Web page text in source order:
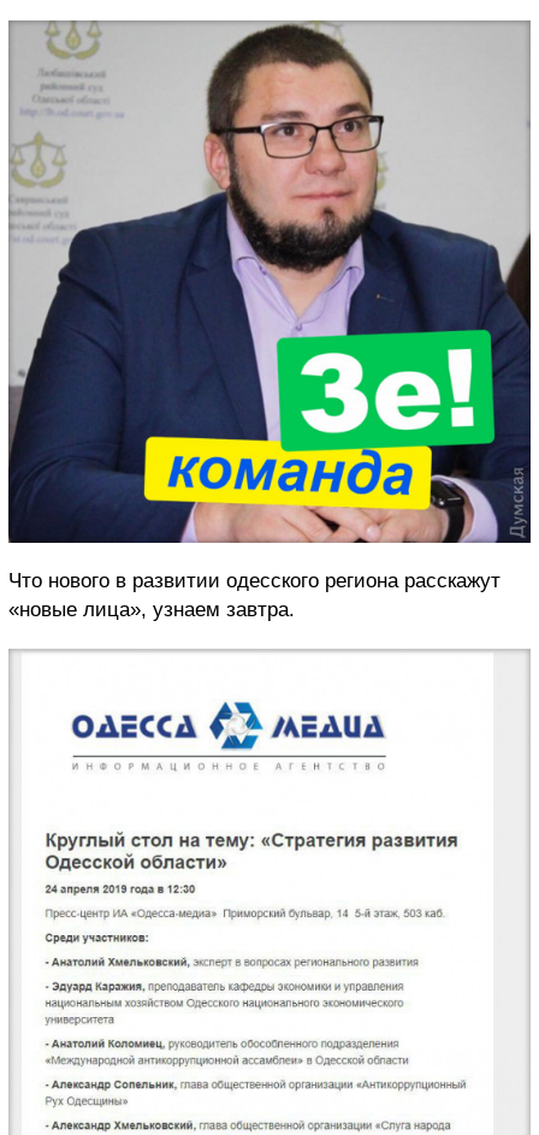
Что нового в развитии одесского региона расскажут
«новые лица», узнаем завтра.